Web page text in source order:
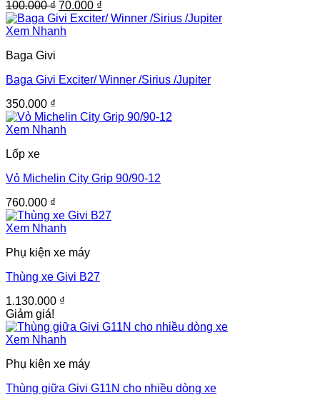
100.000₫ Giá
gốc
là:
70.000 ₫
hiện
Xem Nhanh
Baga Givi
Baga Givi Exciter/ Winner /Sirius /Jupiter
350.000 ₫
Xem Nhanh
Lốp xe
Vỏ Michelin City Grip 90/90-12
760.000 ₫
Xem Nhanh
Phụ kiện xe máy
Thùng xe Givi B27
1.130.000 ₫
Giảm giá!
Xem Nhanh
Phụ kiện xe máy
Thùng giữa Givi G11N cho nhiều dòng xe